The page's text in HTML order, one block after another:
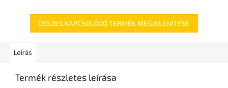
ÖSSZES KAPCSOLÓDÓ TERMÉK MEGJELENÍTÉSE
Leírás
Termék részletes leírása